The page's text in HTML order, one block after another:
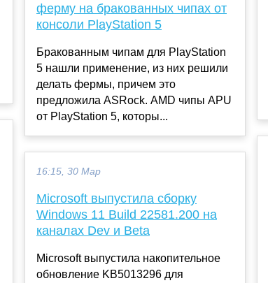
ферму на бракованных чипах от
консоли PlayStation 5
Бракованным чипам для PlayStation
5 нашли применение, из них решили
делать фермы, причем это
предложила ASRock. AMD чипы APU
от PlayStation 5, которы...
16:15, 30 Мар
Microsoft выпустила сборку
Windows 11 Build 22581.200 на
каналах Dev и Beta
Microsoft выпустила накопительное
обновление KB5013296 для